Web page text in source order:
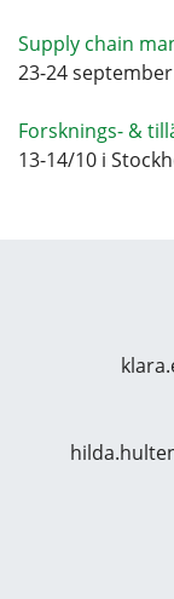
Supply chain
23-24
Forsknings- &
13-14/10 i